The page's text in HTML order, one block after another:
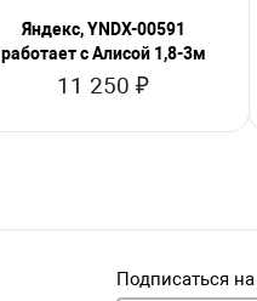
Яндекс, YNDX-00591
работает с Алисой 1,8-3м
11 250 ₽
Подписаться